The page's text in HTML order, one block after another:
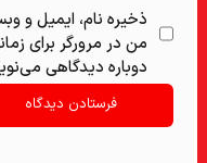
ذخیره نام، ایمیل و
من در مرورگر برای
دوباره دیدگاهی